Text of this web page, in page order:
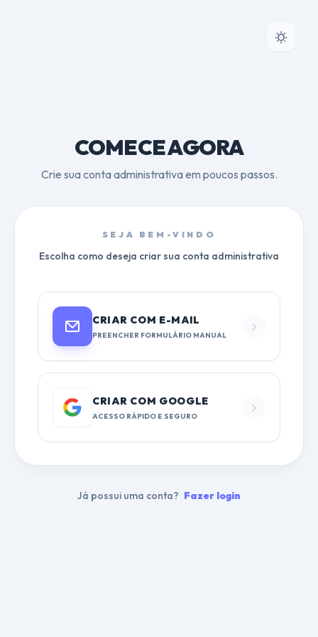
COMECE AGORA
Crie sua conta administrativa em poucos passos.
SEJA BEM-VINDO
Escolha como deseja criar sua conta administrativa
CRIAR COM E-MAIL
PREENCHER FORMULÁRIO MANUAL
CRIAR COM GOOGLE
ACESSO RÁPIDO E SEGURO
Já possui uma conta? Fazer login